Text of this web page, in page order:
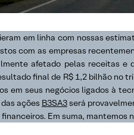
em linha com nossas
com as empresas
afetado pelas receitas e
final de R$ 1,2 bilhão no
em seus negócios ligados à
ações B3SA3será
Em suma, mantemos